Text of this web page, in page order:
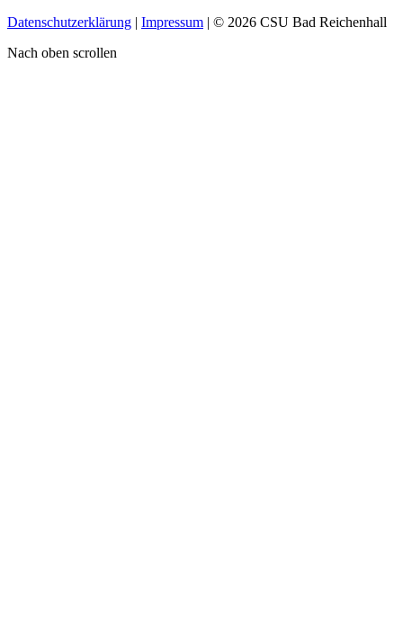
Datenschutzerklärung | Impressum | © 2026 CSU Bad Reichenhall
Nach oben scrollen